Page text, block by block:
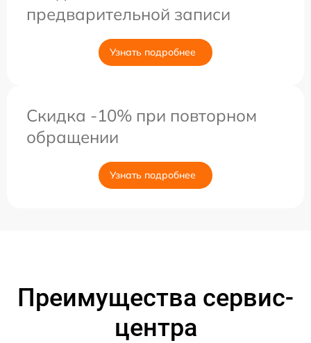
предварительной записи
Узнать подробнее
Скидка -10% при повторном
обращении
Узнать подробнее
Преимущества сервис-
центра